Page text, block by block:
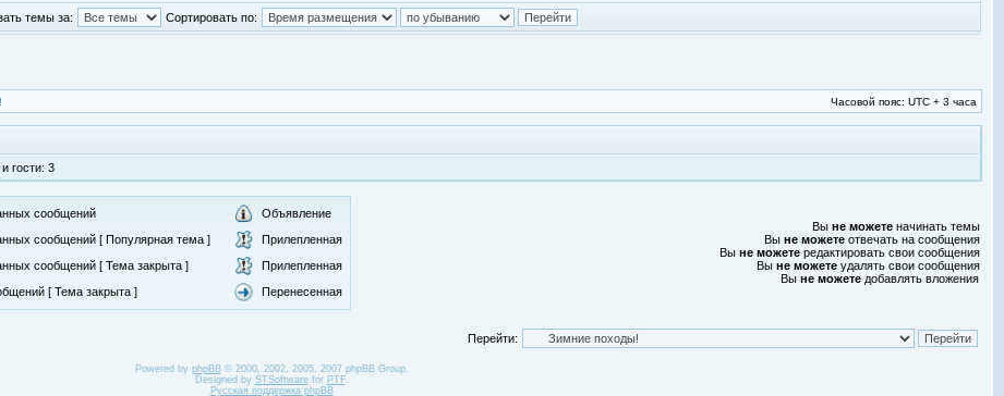
темы за: Сортировать по:
Часовой пояс: UTC + 3 часа
гости: 3
сообщений
Объявление
сообщений [ Популярная тема ]
Прилепленная
сообщений [ Тема закрыта ]
Прилепленная
[ Тема закрыта ] Перенесенная
Вы не можете начинать темы
Вы не можете отвечать на сообщения
Вы не можете редактировать свои сообщения
Вы не можете удалять свои сообщения
Вы не можете добавлять вложения
Перейти:
Powered by phpBB© 2000, 2002, 2005, 2007 phpBB Group.
Designed by STSoftwarefor PTF.
Русская поддержка phpBB